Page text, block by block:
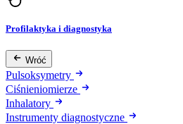
Profilaktyka i diagnostyka
Wróć
Pulsoksymetry
Ciśnieniomierze
Inhalatory
Instrumenty diagnostyczne